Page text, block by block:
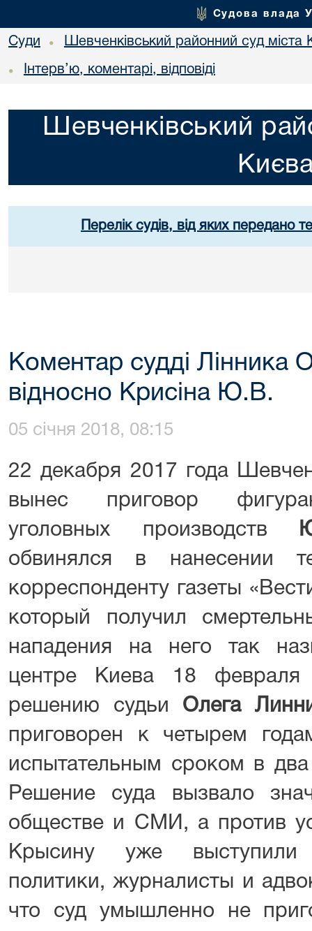
Судова влада
Суди • Шевченківський районний суд міста
• Інтерв’ю, коментарі, відповіді
Шевченківський
Перелік судів, від яких передано
Коментар судді
відносно Крисіна Ю.В.
05 січня 2018, 08:15
22 декабря 2017 года
вынес приговор
уголовных производств
обвинялся в нанесении
корреспонденту газеты
который получил
нападения на него так
центре Киева 18 февраля
решению судьи Олега
приговорен к четырем
испытательным сроком в
Решение суда вызвало
обществе и СМИ, а против
Крысину уже
политики, журналисты и
что суд умышленно не